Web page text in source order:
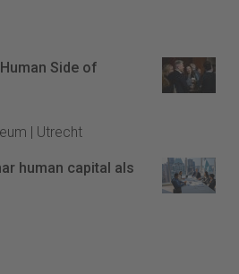
Side of
| Utrecht
human capital als